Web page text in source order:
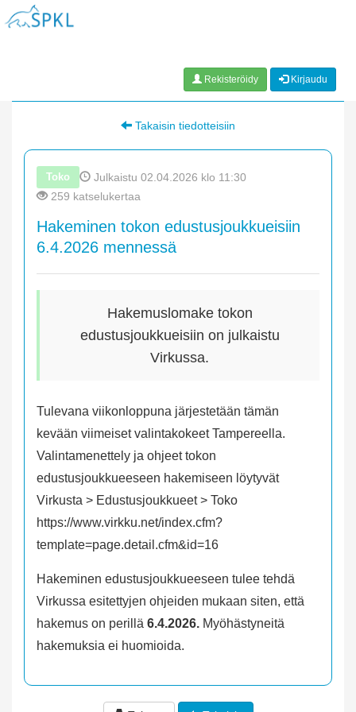
Rekisteröidy Kirjaudu
Takaisin tiedotteisiin
Toko
Julkaistu 02.04.2026 klo 11:30
259 katselukertaa
Hakeminen tokon edustusjoukkueisiin
6.4.2026 mennessä
Hakemuslomake tokon
edustusjoukkueisiin on julkaistu
Virkussa.
Tulevana viikonloppuna järjestetään tämän
kevään viimeiset valintakokeet Tampereella.
Valintamenettely ja ohjeet tokon
edustusjoukkueeseen hakemiseen löytyvät
Virkusta > Edustusjoukkueet > Toko
https://www.virkku.net/index.cfm?
template=page.detail.cfm&id=16
Hakeminen edustusjoukkueeseen tulee tehdä
Virkussa esitettyjen ohjeiden mukaan siten, että
hakemus on perillä 6.4.2026. Myöhästyneitä
hakemuksia ei huomioida.